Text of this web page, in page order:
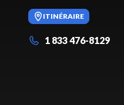
ITINÉRAIRE
1 833 476-8129